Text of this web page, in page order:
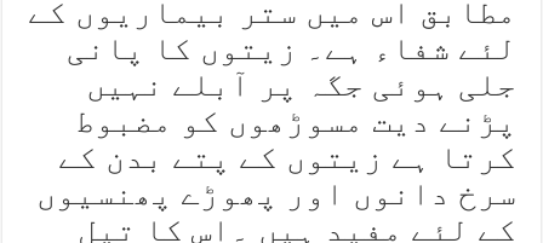
مطابق اس میں ستر بیماریوں کے
لئے شفاء ہے۔ زیتوں کا پانی
جلی ہوئی جگہ پر آبلے نہیں
پڑنے دیت مسوڑھوں کو مضبوط
کرتا ہے زیتوں کے پتے بدن کے
سرخ دانوں اور پھوڑے پھنسیوں
کے لئے مفید ہیں ۔اس کا تیل